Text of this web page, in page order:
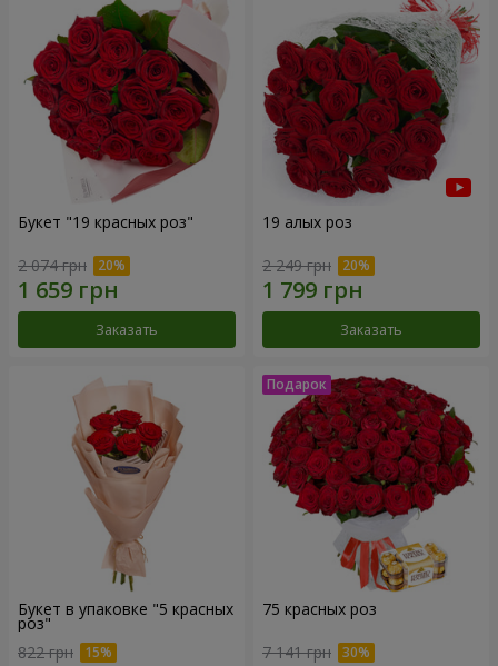
Букет "19 красных роз"
2 074 грн
Заказать
19 алых роз
2 249 грн
Заказать
Букет в упаковке "5 красных
роз"
822 грн
75 красных роз
7 141 грн